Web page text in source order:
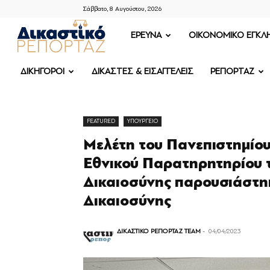
Σάββατο, 8 Αυγούστου, 2026
ΔΙΚΑΣΤΙΚΟ
ΡΕΠΟΡΤΑΖ
ΕΡΕΥΝΑ OIKONOMIKO
ΔΙΚΗΓΟΡΟΙ ΔΙΚΑΣΤΕΣ & ΕΙΣΑΓΓΕΛΕΙΣ ΡΕΠΟΡΤΑΖ
FEATURED ΥΠΟΥΡΓΕΙΟ
Μελέτη του
Εθνικού Παρατηρητηρίου
Δικαιοσύνης
Δικαιοσύνης
ΔΙΚΑΣΤΙΚΟ ΡΕΠΟΡΤΑΖ TEAM - 04/04/2023